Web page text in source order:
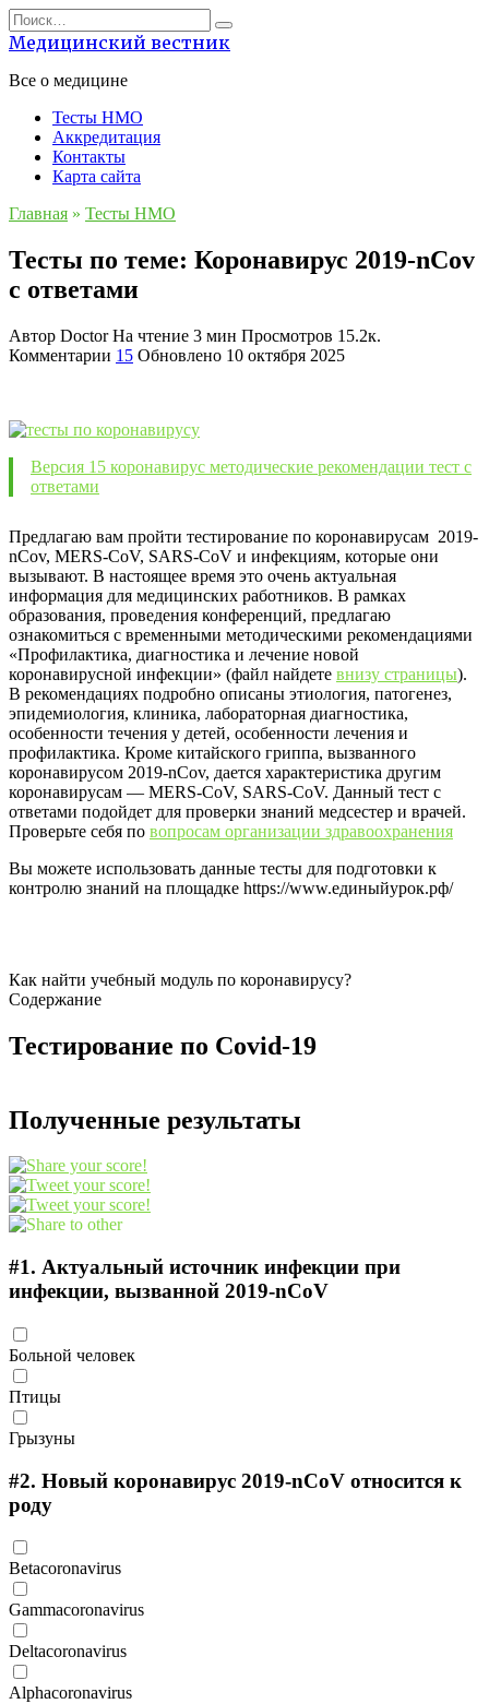
Перейти
к
содержанию
Search
for:
Медицинский вестник
Все о медицине
Тесты НМО
Аккредитация
Контакты
Карта сайта
Главная » Тесты НМО
Тесты по теме: Коронавирус 2019-nCov
с ответами
Автор Doctor На чтение 3 мин Просмотров 15.2к.
Комментарии 15 Обновлено 10 октября 2025
Удалено:
Версия 15 коронавирус методические рекомендации тест с
ответами
Предлагаю вам пройти тестирование по коронавирусам 2019-
nCov, MERS-CoV, SARS-CoV и инфекциям, которые они
вызывают. В настоящее время это очень актуальная
информация для медицинских работников. В рамках
образования, проведения конференций, предлагаю
ознакомиться с временными методическими рекомендациями
«Профилактика, диагностика и лечение новой
коронавирусной инфекции» (файл найдете внизу страницы).
В рекомендациях подробно описаны этиология, патогенез,
эпидемиология, клиника, лабораторная диагностика,
особенности течения у детей, особенности лечения и
профилактика. Кроме китайского гриппа, вызванного
коронавирусом 2019-nCov, дается характеристика другим
коронавирусам — MERS-CoV, SARS-CoV. Данный тест с
ответами подойдет для проверки знаний медсестер и врачей.
Проверьте себя по вопросам организации здравоохранения
Вы можете использовать данные тесты для подготовки к
контролю знаний на площадке https://www.единыйурок.рф/
Как найти учебный модуль по коронавирусу?
Содержание
Тестирование по Covid-19
Полученные результаты
#1. Актуальный источник инфекции при
инфекции, вызванной 2019-nCoV
Больной человек
Птицы
Грызуны
#2. Новый коронавирус 2019-nCoV относится к
роду
Betacoronavirus
Gammacoronavirus
Deltacoronavirus
Alphacoronavirus